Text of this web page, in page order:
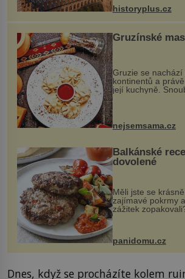
historyplus.cz
Gruzínské
Gruzie se
kontinentů a
její kuchyně.
evropské a asijské
vznikají rozmanité
pokrmy, které
nejsemsama.cz
Balkánské
dovolené
Měli jste se
zajímavé pokrmy
zážitek
snazšího.
Možná jste ji
panidomu.cz
Dnes, když se procházíte kolem